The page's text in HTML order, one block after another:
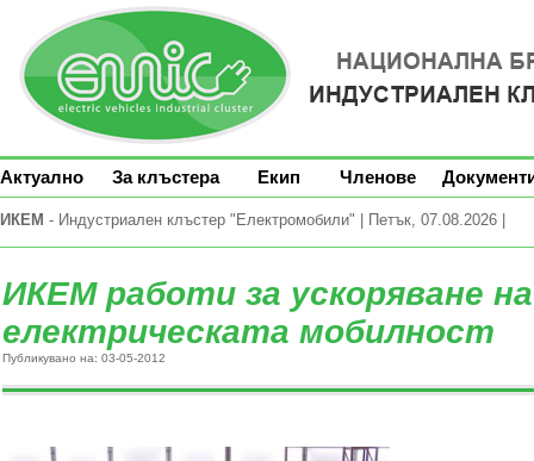
Актуално За клъстера Екип Членове
ИКЕМ - Индустриален клъстер "Електромобили" | Петък, 07.08.2026 |
ИКЕМ работи за ускоряване на
електрическата мобилност
Публикувано на: 03-05-2012